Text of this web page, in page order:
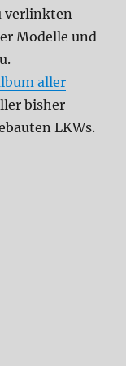
verlinkten
Modelle und
aller
bisher
LKWs.